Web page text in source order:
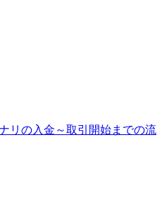
リの入金～取引開始までの流